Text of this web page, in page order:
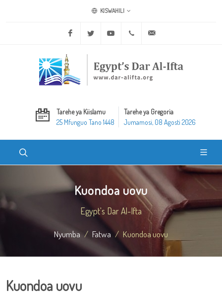
KISWAHILI
Facebook Twitter Youtube +20 2 25970400
Tarehe ya Kiislamu
25 Mfunguo Tano 1448
Tarehe ya Gregoria
Jumamosi, 08 Agosti 2026
Kuondoa uovu
Egypt's Dar Al-Ifta
Nyumba Fatwa Kuondoa uovu
Kuondoa uovu